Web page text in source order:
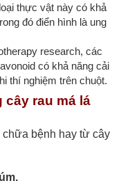
thực vật này có khả
đó điển hình là ung
research, các
có khả năng cải
thí nghiệm trên chuột.
cây rau má lá
chữa bệnh hay từ cây